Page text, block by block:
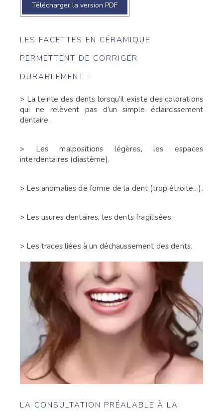
Télécharger la version PDF
LES FACETTES EN CÉRAMIQUE
PERMETTENT DE CORRIGER
DURABLEMENT :
> La teinte des dents lorsqu’il existe des colorations
qui nerelèvent pas d’un simple éclaircissement
dentaire.
> Les malpositions légères, les espaces
interdentaires (diastème).
> Les anomalies de forme de la dent (trop étroite…).
> Les usures dentaires, les dents fragilisées.
> Les traces liées à un déchaussement des dents.
LA CONSULTATION PRÉALABLE À LA